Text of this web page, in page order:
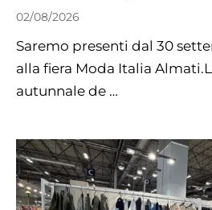
02/08/2026
Saremo presenti dal 30
alla fiera Moda Italia
autunnale de …